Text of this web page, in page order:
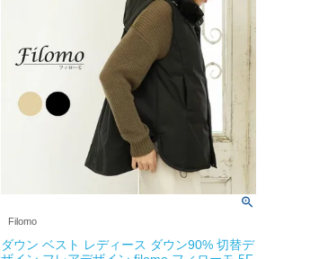
Filomo
ダウン ベスト レディース ダウン90% 切替デ